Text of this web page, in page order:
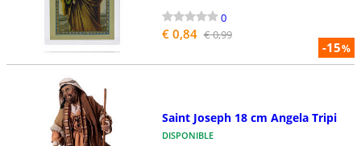
-15%
0
€ 0,84 € 0,99
Saint Joseph 18 cm Angela Tripi
DISPONIBLE